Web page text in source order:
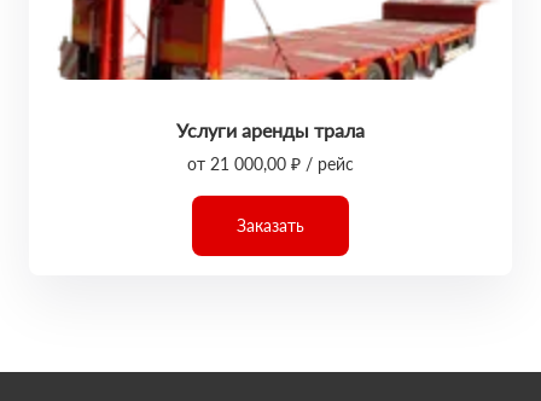
Услуги аренды трала
от 21 000,00 ₽ / рейс
Заказать